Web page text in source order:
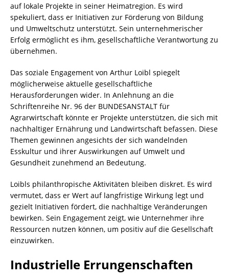
auf lokale Projekte in seiner Heimatregion. Es wird
spekuliert, dass er Initiativen zur Förderung von Bildung
und Umweltschutz unterstützt. Sein unternehmerischer
Erfolg ermöglicht es ihm, gesellschaftliche Verantwortung zu
übernehmen.
Das soziale Engagement von Arthur Loibl spiegelt
möglicherweise aktuelle gesellschaftliche
Herausforderungen wider. In Anlehnung an die
Schriftenreihe Nr. 96 der BUNDESANSTALT für
Agrarwirtschaft könnte er Projekte unterstützen, die sich mit
nachhaltiger Ernährung und Landwirtschaft befassen. Diese
Themen gewinnen angesichts der sich wandelnden
Esskultur und ihrer Auswirkungen auf Umwelt und
Gesundheit zunehmend an Bedeutung.
Loibls philanthropische Aktivitäten bleiben diskret. Es wird
vermutet, dass er Wert auf langfristige Wirkung legt und
gezielt Initiativen fördert, die nachhaltige Veränderungen
bewirken. Sein Engagement zeigt, wie Unternehmer ihre
Ressourcen nutzen können, um positiv auf die Gesellschaft
einzuwirken.
Industrielle Errungenschaften